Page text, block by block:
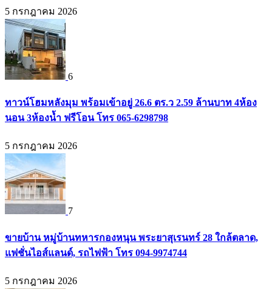
5 กรกฎาคม 2026
6
ทาวน์โฮมหลังมุม พร้อมเข้าอยู่ 26.6 ตร.ว 2.59 ล้านบาท 4ห้อง
นอน 3ห้องน้ำ ฟรีโอน โทร 065-6298798
5 กรกฎาคม 2026
7
ขายบ้าน หมู่บ้านทหารกองหนุน พระยาสุเรนทร์ 28 ใกล้ตลาด,
แฟชั่นไอส์แลนด์, รถไฟฟ้า โทร 094-9974744
5 กรกฎาคม 2026